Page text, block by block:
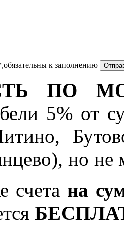
к заполнению
ПО
5% от
но не
счета на